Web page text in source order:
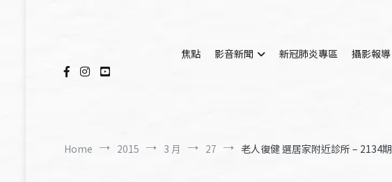
焦點
影音新聞 新冠肺炎專區 攝影報導
Home 2015 3 月 27 老人復健 選居家附近診所 – 2134期